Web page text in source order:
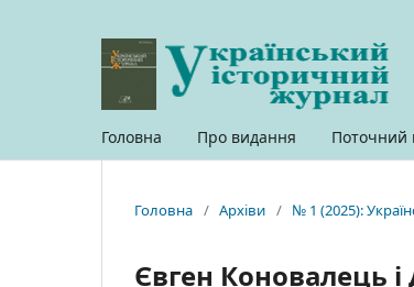
Головна Про видання Поточний
Головна / Архіви / № 1 (2025):
Євген Коновалець